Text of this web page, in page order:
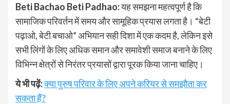
Beti Bachao Beti Padhao:यह समझना महत्वपूर्ण है कि
सामाजिक परिवर्तन में समय और सामूहिक प्रयास लगता है। “बेटी
पढ़ाओ, बेटी बचाओ” अभियान सही दिशा में एक कदम है, लेकिन इसे
सभी लिंगों के लिए अधिक समान और समावेशी समाज बनाने के लिए
विभिन्न क्षेत्रों से निरंतर प्रयासों द्वारा पूरक किया जाना चाहिए।
ये भी पढ़ें:क्या पुरुष परिवार के लिए अपने करियर से समझौता कर
सकता हैं?